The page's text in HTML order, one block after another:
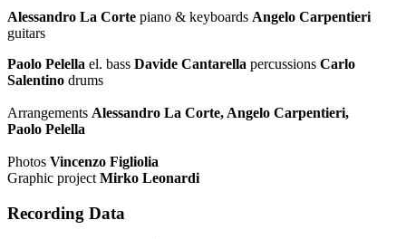
Alessandro La Corte piano & keyboards Angelo Carpentieri
guitars
Paolo Pelella el. bass Davide Cantarella percussions Carlo
Salentino drums
Arrangements Alessandro La Corte, Angelo Carpentieri,
Paolo Pelella
Photos Vincenzo Figliolia
Graphic projectMirko Leonardi
Recording Data